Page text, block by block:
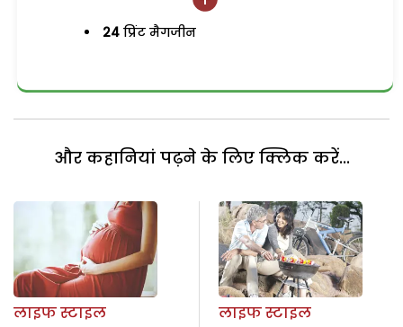
24 प्रिंट मैगजीन
और कहानियां पढ़ने के लिए क्लिक करें...
लाइफ स्टाइल
लाइफ स्टाइल